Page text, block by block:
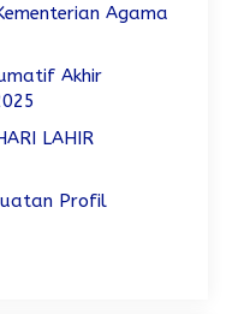
Agama
Akhir
LAHIR
Profil